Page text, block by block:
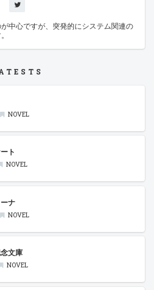
中心ですが、突発的にシステム関連の
NOVEL
ト
NOVEL
ナ
NOVEL
文庫
NOVEL